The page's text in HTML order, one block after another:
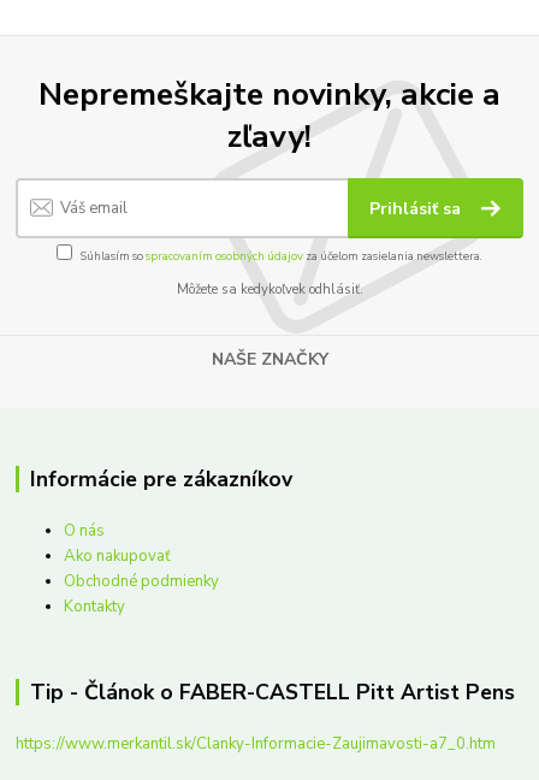
Nepremeškajte novinky, akcie a
zľavy!
Prihlásiť sa
Súhlasím sospracovaním osobných údajov za účelom zasielania newslettera.
Môžete sa kedykoľvek odhlásiť.
NAŠE ZNAČKY
Informácie pre zákazníkov
O nás
Ako nakupovať
Obchodné podmienky
Kontakty
Tip - Článok o FABER-CASTELL Pitt Artist Pens
https://www.merkantil.sk/Clanky-Informacie-Zaujimavosti-a7_0.htm